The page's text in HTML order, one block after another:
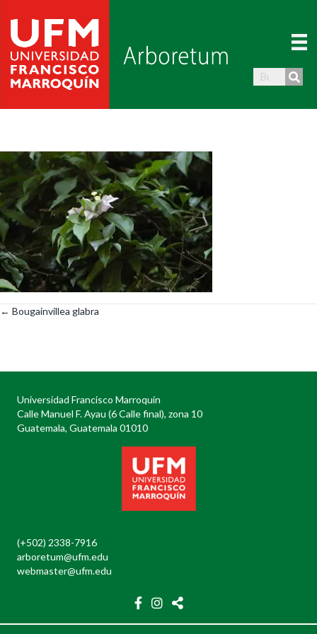
Posts
← Bougainvillea glabra
Universidad Francisco Marroquín
Calle Manuel F. Ayau (6 Calle final), zona 10
Guatemala, Guatemala 01010
(+502) 2338-7916
arboretum@ufm.edu
webmaster@ufm.edu